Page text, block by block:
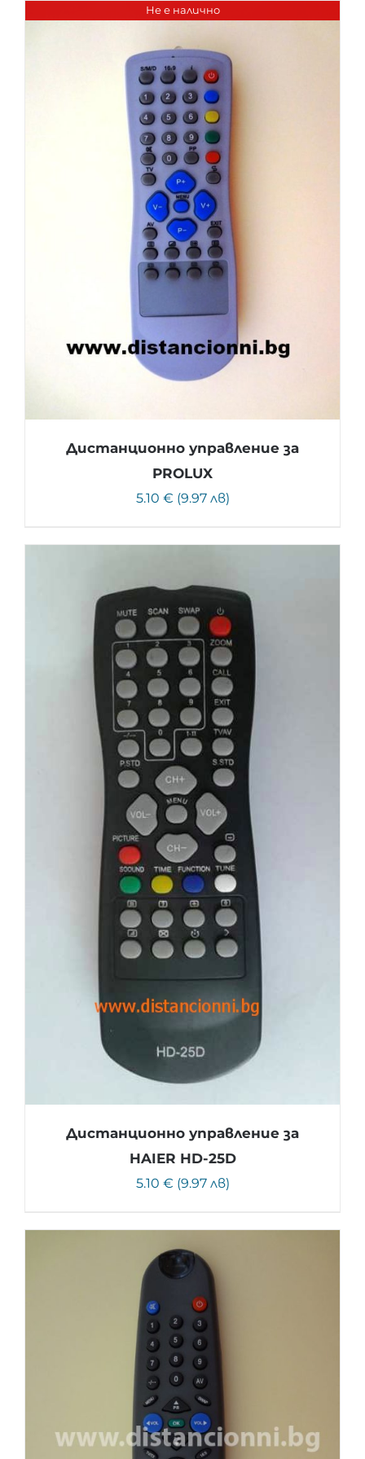
Не е налично
Дистанционно управление за
PROLUX
5.10 € (9.97 лв)
Дистанционно управление за
HAIER HD-25D
5.10 € (9.97 лв)